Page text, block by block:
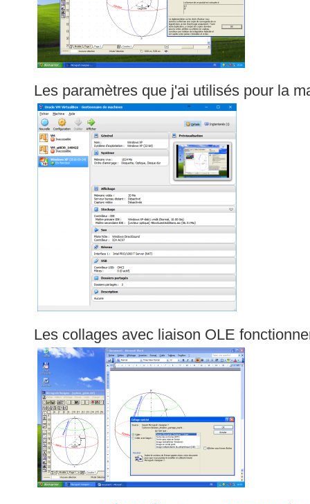
Les paramètres que j'ai utilisés pour la
Les collages avec liaison OLE